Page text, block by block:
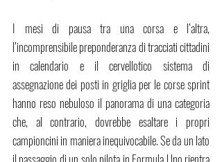
I mesi di pausa tra una corsa e l’altra,
l’incomprensibile preponderanza di tracciati cittadini
in calendario e il cervellotico sistema di
assegnazione dei posti in griglia per le corse sprint
hanno reso nebuloso il panorama di una categoria
che, al contrario, dovrebbe esaltare i propri
campioncini in maniera inequivocabile. Se da un lato